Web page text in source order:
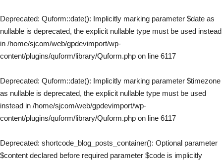
Deprecated: Quform::date(): Implicitly marking parameter $date as
nullable is deprecated, the explicit nullable type must be used instead
in /home/sjcom/web/gpdevimport/wp-
content/plugins/quform/library/Quform.php on line 6117
Deprecated: Quform::date(): Implicitly marking parameter $timezone
as nullable is deprecated, the explicit nullable type must be used
instead in /home/sjcom/web/gpdevimport/wp-
content/plugins/quform/library/Quform.php on line 6117
Deprecated: shortcode_blog_posts_container(): Optional parameter
$content declared before required parameter $code is implicitly